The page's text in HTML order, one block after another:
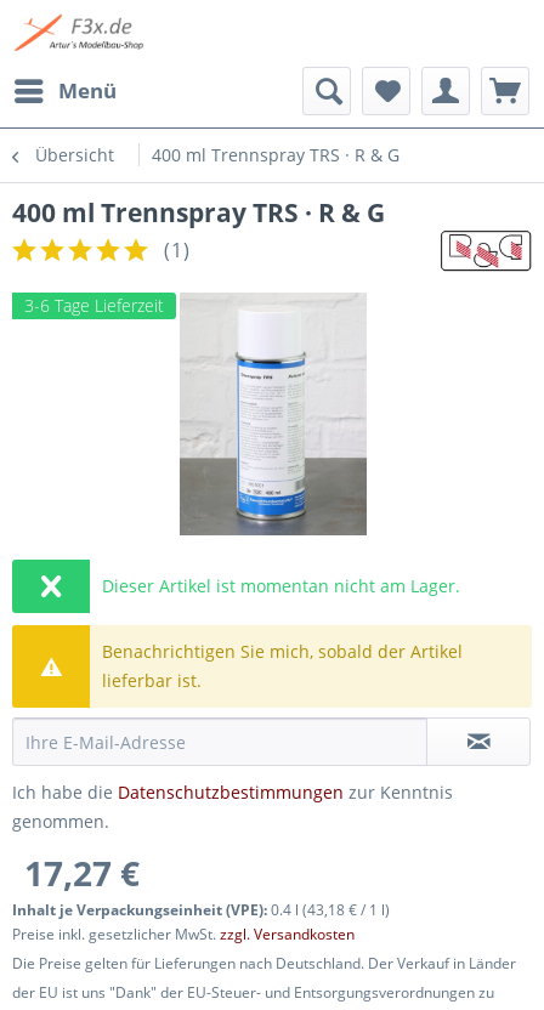
Menü
Übersicht 400 ml Trennspray TRS · R & G
400 ml Trennspray TRS · R & G
(1)
3-6 Tage Lieferzeit
Dieser Artikel ist momentan nicht am Lager.
Benachrichtigen Sie mich, sobald der Artikel
lieferbar ist.
Ich habe die Datenschutzbestimmungen zur Kenntnis
genommen.
17,27 €
Inhalt je Verpackungseinheit (VPE):0.4 l (43,18 € / 1 l)
Preise inkl. gesetzlicher MwSt.zzgl. Versandkosten
Die Preise gelten für Lieferungen nach Deutschland. Der Verkauf in Länder
der EU ist uns "Dank" der EU-Steuer- und Entsorgungsverordnungen zu